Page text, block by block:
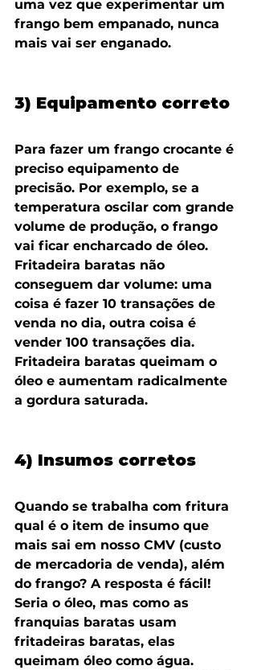
uma vez que experimentar um
frango bem empanado, nunca
mais vai ser enganado.
3) Equipamento correto
Para fazer um frango crocante é
preciso equipamento de
precisão. Por exemplo, se a
temperatura oscilar com grande
volume de produção, o frango
vai ficar encharcado de óleo.
Fritadeira baratas não
conseguem dar volume: uma
coisa é fazer 10 transações de
venda no dia, outra coisa é
vender 100 transações dia.
Fritadeira baratas queimam o
óleo e aumentam radicalmente
a gordura saturada.
4) Insumos corretos
Quando se trabalha com fritura
qual é o item de insumo que
mais sai em nosso CMV (custo
de mercadoria de venda), além
do frango? A resposta é fácil!
Seria o óleo, mas como as
franquias baratas usam
fritadeiras baratas, elas
queimam óleo como água.